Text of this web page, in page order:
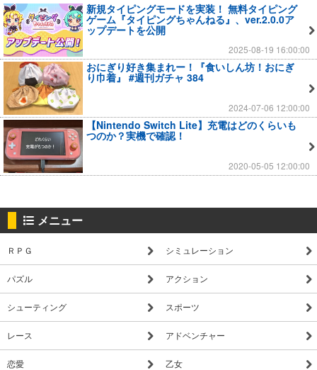
新規タイピングモードを実装！ 無料タイピング
ゲーム『タイピングちゃんねる』、ver.2.0.0ア
ップデートを公開
2025-08-19 16:00:00
おにぎり好き集まれー！『食いしん坊！おにぎ
り巾着』 #週刊ガチャ 384
2024-07-06 12:00:00
【Nintendo Switch Lite】充電はどのくらいも
つのか？実機で確認！
2020-05-05 12:00:00
メニュー
ＲＰＧ シミュレーション
パズル アクション
シューティング スポーツ
レース アドベンチャー
恋愛 乙女